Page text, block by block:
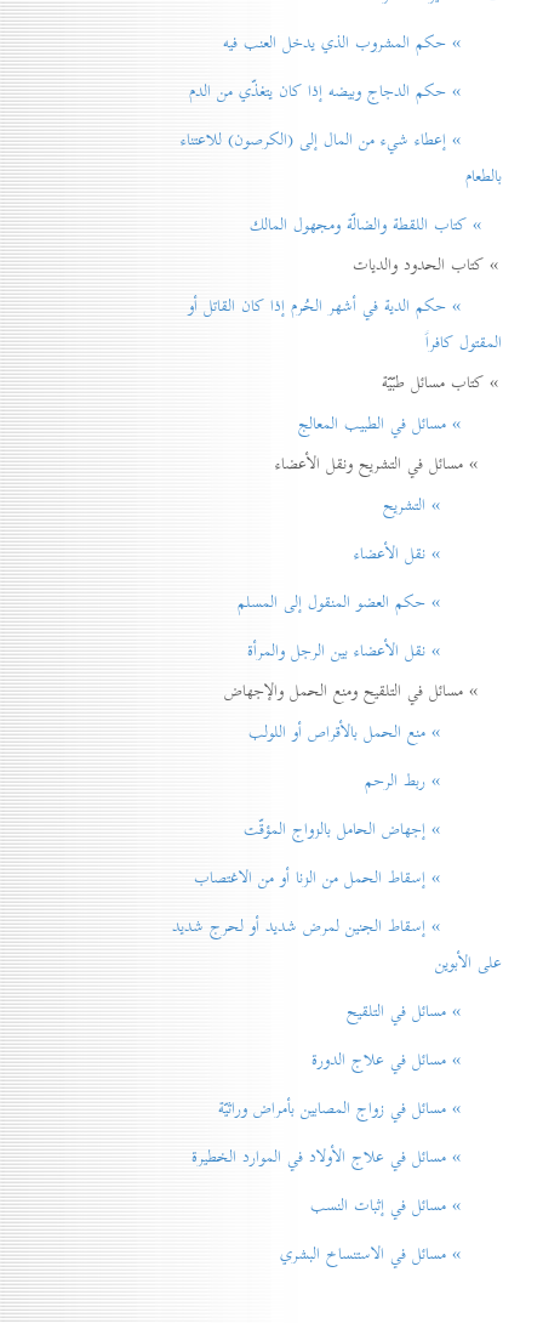
» حكم المشروب الذي يدخل العنب فيه
» حكم الدجاج وبيضه إذا كان يتغذّي من الدم
» إعطاء شيء من المال إلی (الكرصون) للاعتناء
بالطعام
» كتاب اللقطة والضالّة ومجهول المالك
» كتاب الحدود والديات
» حكم الدية في أشهر الحُرم إذا كان القاتل أو
المقتول كافراً
» كتاب مسائل طبّيّة
» مسائل في الطبيب المعالج
» مسائل في التشريح ونقل الأعضاء
» التشريح
» نقل الأعضاء
» حكم العضو المنقول إلی المسلم
» نقل الأعضاء بين الرجل والمرأة
» مسائل في التلقيح ومنع الحمل والإجهاض
» منع الحمل بالأقراص أو اللولب
» ربط الرحم
» إجهاض الحامل بالزواج المؤقّت
» إسقاط الحمل من الزنا أو من الاغتصاب
» إسقاط الجنين لمرض شديد أو لحرج شديد
على الأبوين
» مسائل في التلقيح
» مسائل في علاج الدورة
» مسائل في زواج المصابين بأمراض وراثيّة
» مسائل في علاج الأولاد في الموارد الخطيرة
» مسائل في إثبات النسب
» مسائل في الاستنساخ البشري